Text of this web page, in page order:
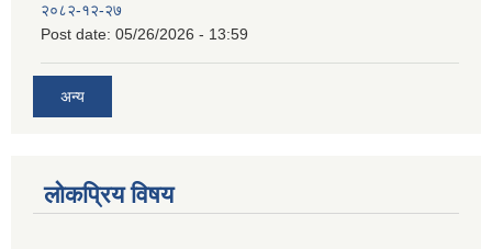
२०८२-१२-२७
Post date: 05/26/2026 - 13:59
अन्य
लोकप्रिय विषय